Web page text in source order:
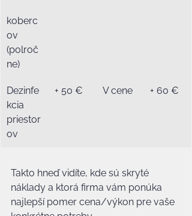
koberc
ov
(polroč
ne)
Dezinfe
kcia
priestor
ov
+ 50 € V cene + 60 €
Takto hneď vidíte, kde sú skryté
náklady a ktorá firma vám ponúka
najlepší pomer cena/výkon pre vaše